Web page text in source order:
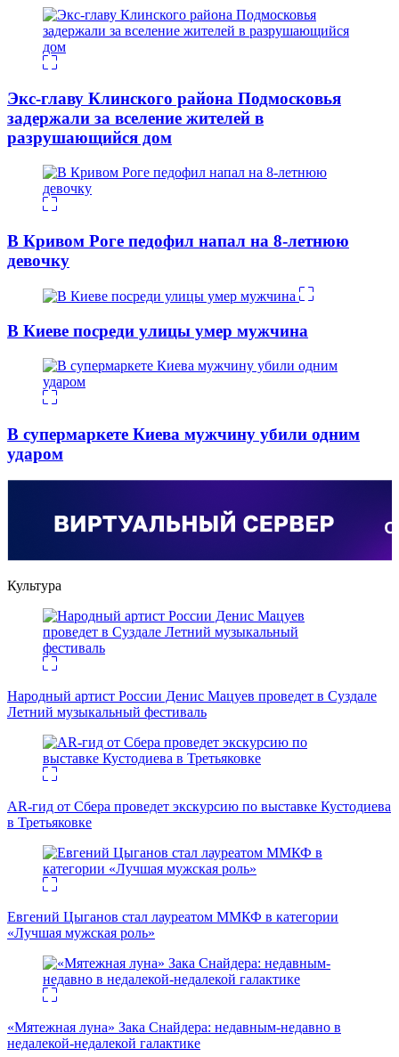
Экс-главу Клинского района Подмосковья
задержали за вселение жителей в
разрушающийся дом
В Кривом Роге педофил напал на 8-летнюю
девочку
В Киеве посреди улицы умер мужчина
В супермаркете Киева мужчину убили одним
ударом
Культура
Народный артист России Денис Мацуев проведет в Суздале
Летний музыкальный фестиваль
AR-гид от Сбера проведет экскурсию по выставке Кустодиева
в Третьяковке
Евгений Цыганов стал лауреатом ММКФ в категории
«Лучшая мужская роль»
«Мятежная луна» Зака Снайдера: недавным-недавно в
недалекой-недалекой галактике